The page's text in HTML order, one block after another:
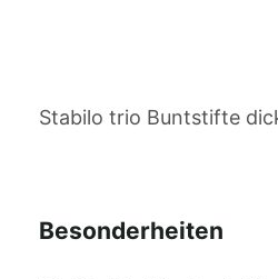
Stabilo trio Buntstifte
Besonderheiten